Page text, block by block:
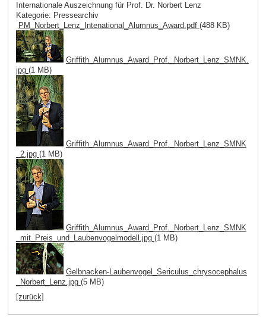
Internationale Auszeichnung für Prof. Dr. Norbert Lenz
Kategorie: Pressearchiv
PM_Norbert_Lenz_Intenational_Alumnus_Award.pdf (488 KB)
Griffith_Alumnus_Award_Prof._Norbert_Lenz_SMNK.
jpg (1 MB)
Griffith_Alumnus_Award_Prof._Norbert_Lenz_SMNK
_2.jpg (1 MB)
Griffith_Alumnus_Award_Prof._Norbert_Lenz_SMNK
_mit_Preis_und_Laubenvogelmodell.jpg (1 MB)
Gelbnacken-Laubenvogel_Sericulus_chrysocephalus
_Norbert_Lenz.jpg (5 MB)
[zurück]